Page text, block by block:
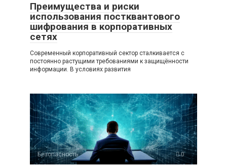
Преимущества и риски
использования постквантового
шифрования в корпоративных
сетях
Современный корпоративный сектор сталкивается с
постоянно растущими требованиями к защищённости
информации. В условиях развития
Безопасность 0